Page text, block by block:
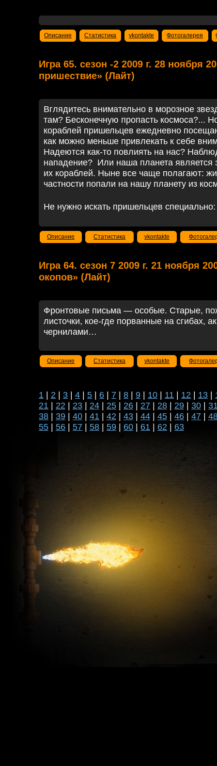
Описание Статистика vkontakte Фотогалерея
Игра 65. сезон -2 2009 г. 28 ноября
пришествие» (Лайт)
Вглядитесь внимательно в морозное
там? Бесконечную пропасть космоса?...
кораблей пришельцев ежедневно
как можно меньше привлекать к себе
Надеются как-то повлиять на нас?
нападение? Или наша планета является
их кораблей. Ныне все чаще полагают:
частности попали на нашу планету из
Не нужно искать пришельцев
Описание Статистика vkontakte
Игра 64. сезон 7 2009 г. 21 ноября
окопов» (Лайт)
Фронтовые письма — особые. Старые,
листочки, кое-где порванные на сгибах,
чернилами…
Описание Статистика vkontakte
1 2 3 4 5 6 7 8 9 10 11 12 13
21
22 23 24 25 26 27 28 29 30
38
39 40 41 42 43 44 45 46 47
55
56 57 58 59 60 61 62 63